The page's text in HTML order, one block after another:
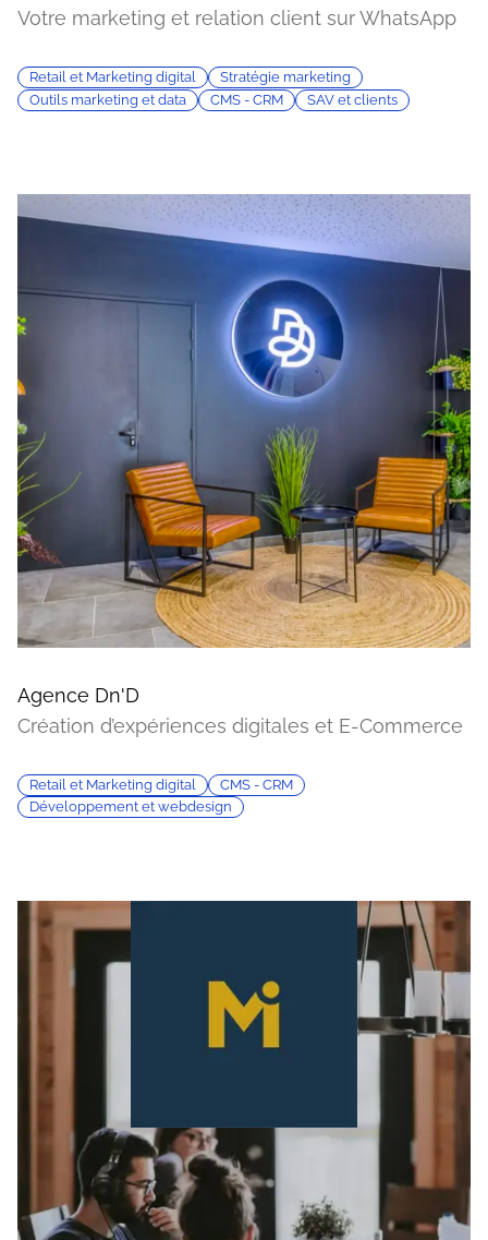
Votre marketing et relation client sur WhatsApp
Retail et Marketing digital
Stratégie marketing
Outils marketing et data
CMS - CRM SAV et clients
Agence Dn'D
Création d’expériences digitales et E-Commerce
Retail et Marketing digital
CMS - CRM
Développement et webdesign